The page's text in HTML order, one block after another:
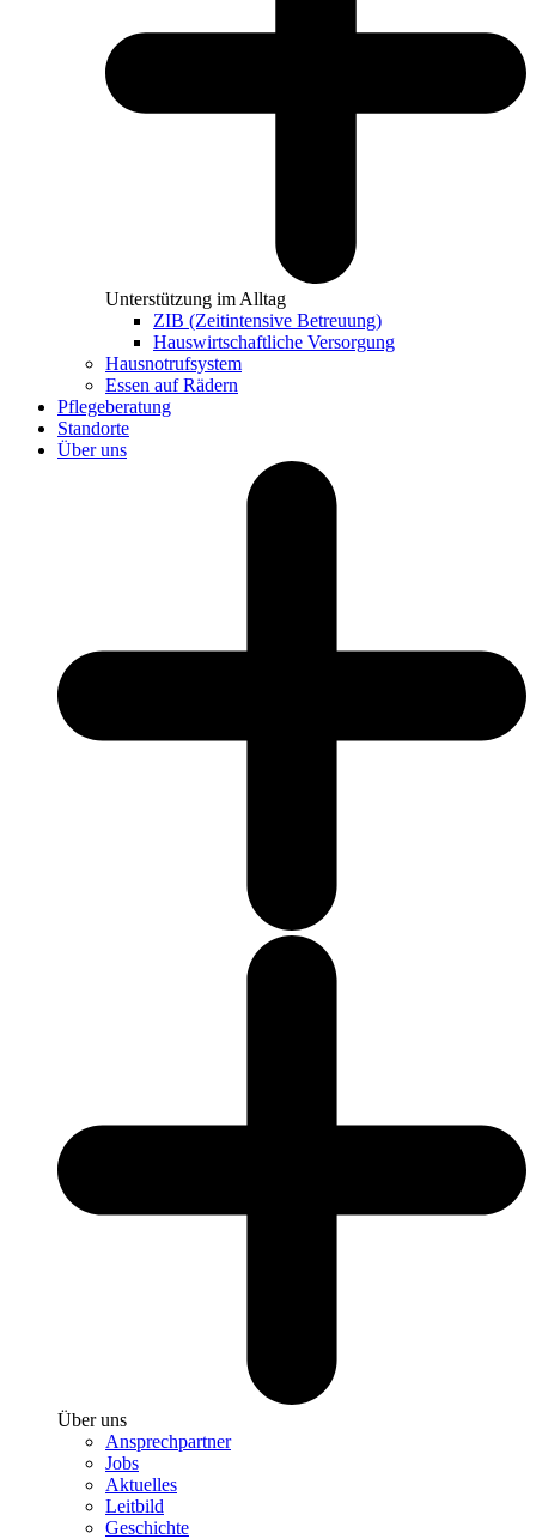
Unterstützung im Alltag
ZIB (Zeitintensive Betreuung)
Hauswirtschaftliche Versorgung
Hausnotrufsystem
Essen auf Rädern
Pflegeberatung
Standorte
Über uns
Über uns
Ansprechpartner
Jobs
Aktuelles
Leitbild
Geschichte